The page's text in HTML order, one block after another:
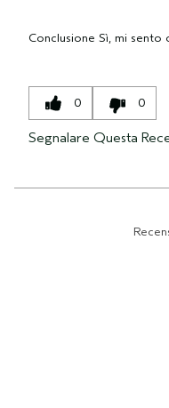
Conclusione Sì, mi sento
0 0
Segnalare Questa